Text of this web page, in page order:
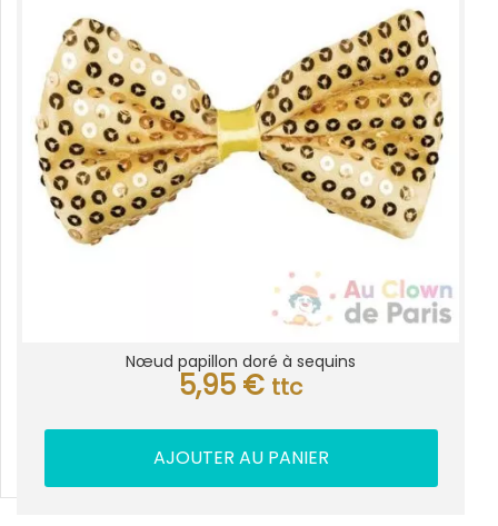
Nœud papillon doré à sequins
5,95 € ttc
AJOUTER AU PANIER